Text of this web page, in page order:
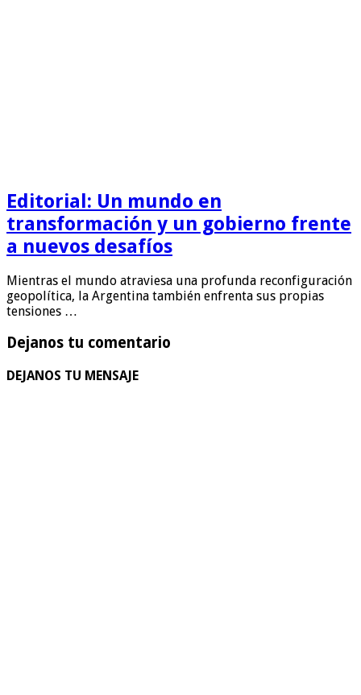
Editorial: Un mundo en
transformación y un gobierno frente
a nuevos desafíos
Mientras el mundo atraviesa una profunda reconfiguración
geopolítica, la Argentina también enfrenta sus propias
tensiones …
Dejanos tu comentario
DEJANOS TU MENSAJE